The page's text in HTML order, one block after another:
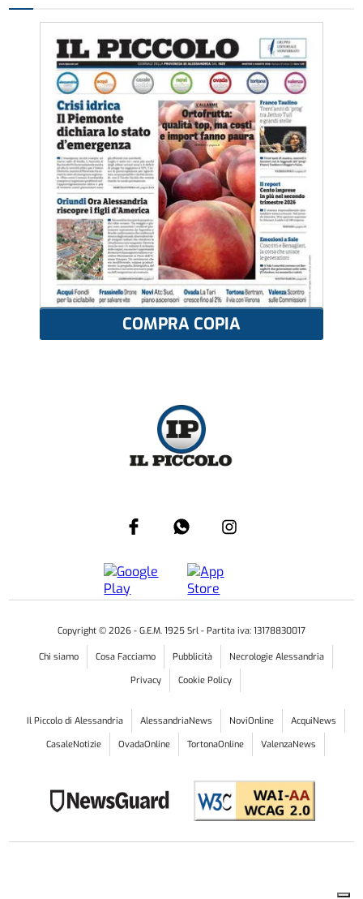
COMPRA COPIA
Copyright © 2026 - G.E.M. 1925 Srl - Partita iva: 13178830017
Chi siamo Cosa Facciamo Pubblicità
Necrologie Alessandria
Privacy
Cookie Policy
Il Piccolo di Alessandria AlessandriaNews NoviOnline
AcquiNews
CasaleNotizie
OvadaOnline TortonaOnline ValenzaNews